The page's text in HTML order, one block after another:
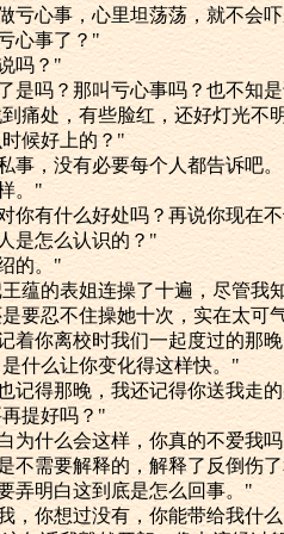
心事，心里坦荡荡，就不会吓
事了？"
吗？"
吗？那叫亏心事吗？也不知是
处，有些脸红，还好灯光不明
候好上的？"
，没有必要每个人都告诉吧
。"
有什么好处吗？再说你现在不
怎么认识的？"
的。"
的表姐连操了十遍，尽管我
要忍不住操她十次，实在太可
你离校时我们一起度过的那晚
什么让你变化得这样快。"
得那晚，我还记得你送我走的
提好吗？"
什么会这样，你真的不爱我吗
需要解释的，解释了反倒伤了
明白这到底是怎么回事。"
你想过没有，你能带给我什